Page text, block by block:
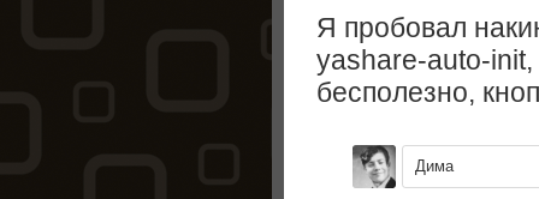
Я пробовал
yashare-auto-
бесполезно,
Дима